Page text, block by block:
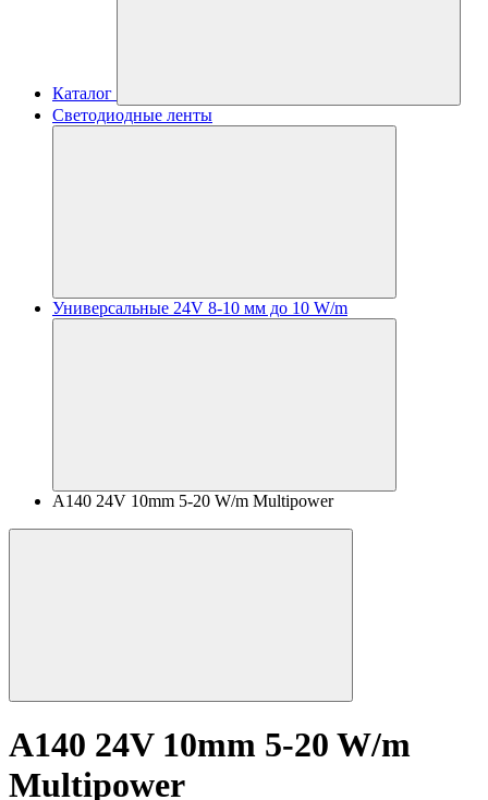
Каталог
Светодиодные ленты
Универсальные 24V 8-10 мм до 10 W/m
A140 24V 10mm 5-20 W/m Multipower
A140 24V 10mm 5-20 W/m
Multipower